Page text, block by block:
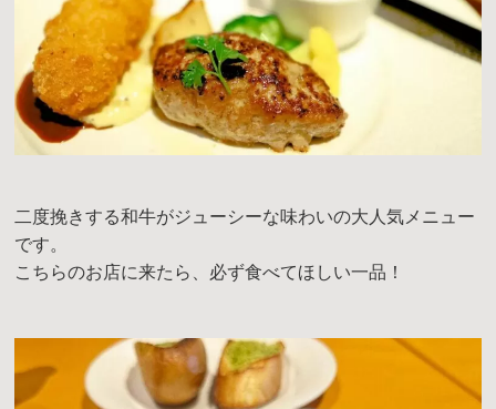
二度挽きする和牛がジューシーな味わいの大人気メニュー
です。
こちらのお店に来たら、必ず食べてほしい一品！